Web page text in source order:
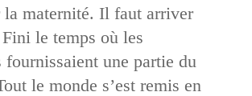
la maternité. Il faut arriver
le temps où les
fournissaient une partie du
le monde s’est remis en